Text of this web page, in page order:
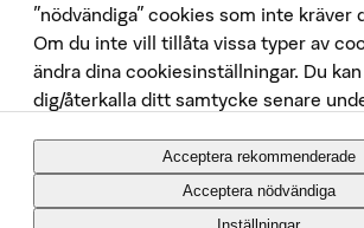
Penningtvätt
Insättningsgarantin
Behandling av personuppgifter
Cookies
Tekniska krav
”nödvändiga” cookies som inte kräver
Om du inte vill tillåta vissa typer av
ändra dina cookiesinställningar. Du
dig/återkalla ditt samtycke senare
datainsamling på webbsidan innebär
dina personuppgifter, du kan läsa mer
Acceptera rekommenderade
Acceptera nödvändiga